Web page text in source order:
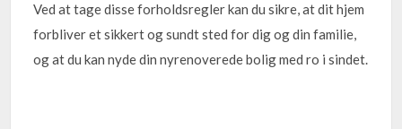
Ved at tage disse forholdsregler kan du sikre, at dit hjem
forbliver et sikkert og sundt sted for dig og din familie,
og at du kan nyde din nyrenoverede bolig med ro i sindet.